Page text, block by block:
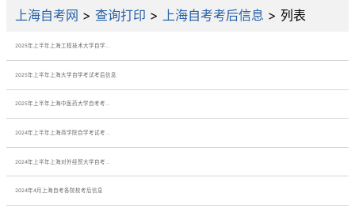
上海自考网 > 查询打印 > 上海自考考后信息 > 列表
2025年上半年上海工程技术大学自学...
2025年上半年上海大学自学考试考后信息
2025年上半年上海中医药大学自考考...
2024年上半年上海商学院自学考试考...
2024年上半年上海对外经贸大学自考...
2024年4月上海自考各院校考后信息